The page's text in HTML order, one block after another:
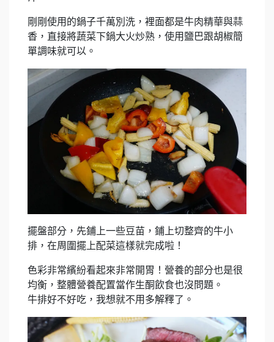
剛剛使用的鍋子千萬別洗，裡面都是牛肉精華與蒜
香，直接將蔬菜下鍋大火炒熟，使用鹽巴跟胡椒簡
單調味就可以。
擺盤部分，先鋪上一些豆苗，鋪上切整齊的牛小
排，在周圍擺上配菜這樣就完成啦！
色彩非常繽紛看起來非常開胃！營養的部分也是很
均衡，整體營養配置當作生酮飲食也沒問題。
牛排好不好吃，我想就不用多解釋了。